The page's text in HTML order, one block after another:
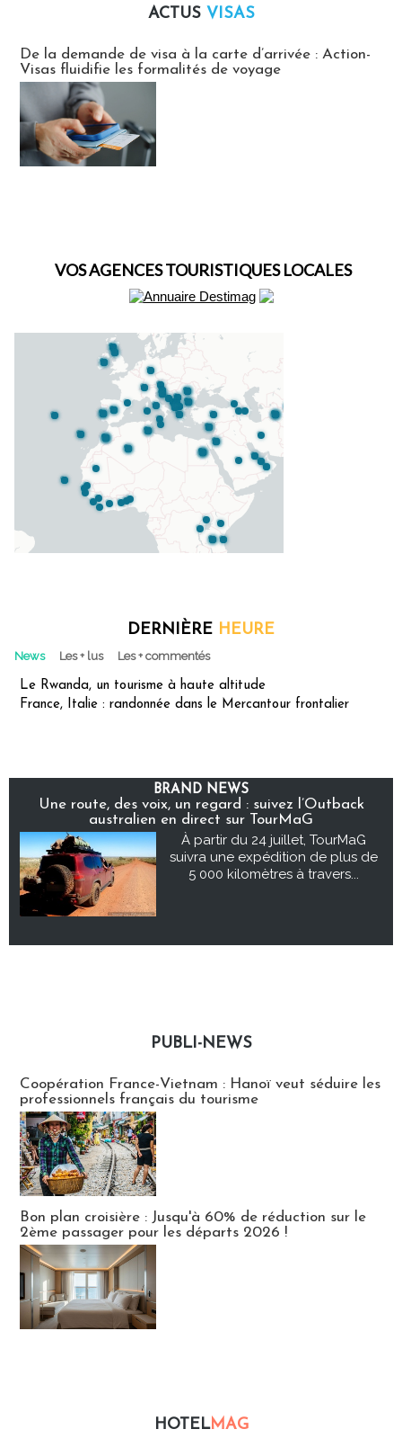
ACTUS VISAS
De la demande de visa à la carte d’arrivée : Action-
Visas fluidifie les formalités de voyage
VOS AGENCES TOURISTIQUES LOCALES
DERNIÈRE HEURE
News Les + lus Les + commentés
Le Rwanda, un tourisme à haute altitude
France, Italie : randonnée dans le Mercantour frontalier
BRAND NEWS
Une route, des voix, un regard : suivez l’Outback
australien en direct sur TourMaG
À partir du 24 juillet, TourMaG
suivra une expédition de plus de
5 000 kilomètres à travers...
PUBLI-NEWS
Coopération France-Vietnam : Hanoï veut séduire les
professionnels français du tourisme
Bon plan croisière : Jusqu'à 60% de réduction sur le
2ème passager pour les départs 2026 !
HOTELMAG